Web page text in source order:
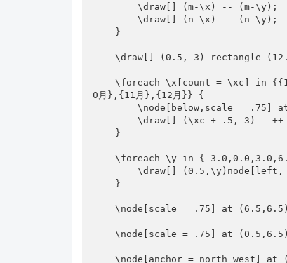
        \draw[] (m-\x) -- (m-\y);
        \draw[] (n-\x) -- (n-\y);
    \draw[] (0.5,-3) rectangle (12.5,6);
    \foreach \x[count = \xc] in {{1月},{2月},{3月},{4月},{5月},{6月},{7月},{8月},{9月},{1
0月},{11月},{12月}} {
        \node[below,scale = .75] at (\xc, -3) {\x};
        \draw[] (\xc + .5,-3) --++ (0,.2);
    \foreach \y in {-3.0,0.0,3.0,6.0} {
        \draw[] (0.5,\y)node[left, scale = .75]{\y} --++ (.1,0);
    \node[scale = .75] at (6.5,6.5) {2022年居民消费价格月度涨跌幅度};
    \node[scale = .75] at (0.5,6.5) {\%};
    \node[anchor = north west] at (0.5,6.0) {